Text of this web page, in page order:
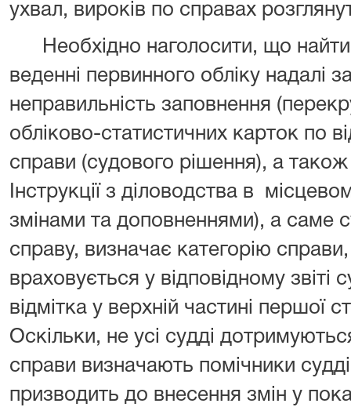
ухвал, вироків по справах
Необхідно наголосити, що
веденні первинного обліку надалі
неправильність заповнення
обліково-статистичних карток по
справи (судового рішення), а
Інструкції з діловодства в
змінами та доповненнями), а саме
справу, визначає категорію
враховується у відповідному
відмітка у верхній частині першої
Оскільки, не усі судді
справи визначають помічники
призводить до внесення змін у